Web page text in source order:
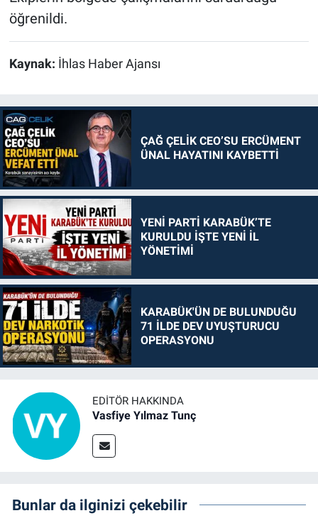
öğrenildi.
Kaynak: İhlas Haber Ajansı
ÇAĞ ÇELİK CEO’SU ERCÜMENT
ÜNAL HAYATINI KAYBETTİ
YENİ PARTİ KARABÜK’TE
KURULDU İŞTE YENİ İL
YÖNETİMİ
KARABÜK'ÜN DE BULUNDUĞU
71 İLDE DEV UYUŞTURUCU
OPERASYONU
EDITÖR HAKKINDA
Vasfiye Yılmaz Tunç
Bunlar da ilginizi çekebilir